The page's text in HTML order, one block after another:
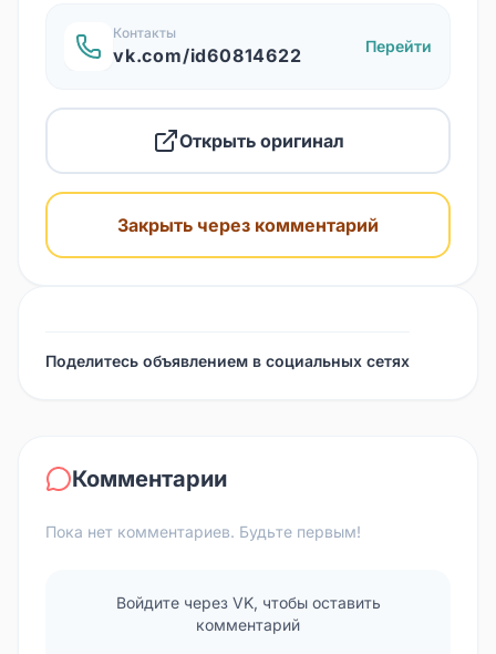
Контакты
vk.com/id60814622 Перейти
Открыть оригинал
Закрыть через комментарий
Поделитесь объявлением в социальных сетях
Комментарии
Пока нет комментариев. Будьте первым!
Войдите через VK, чтобы оставить
комментарий